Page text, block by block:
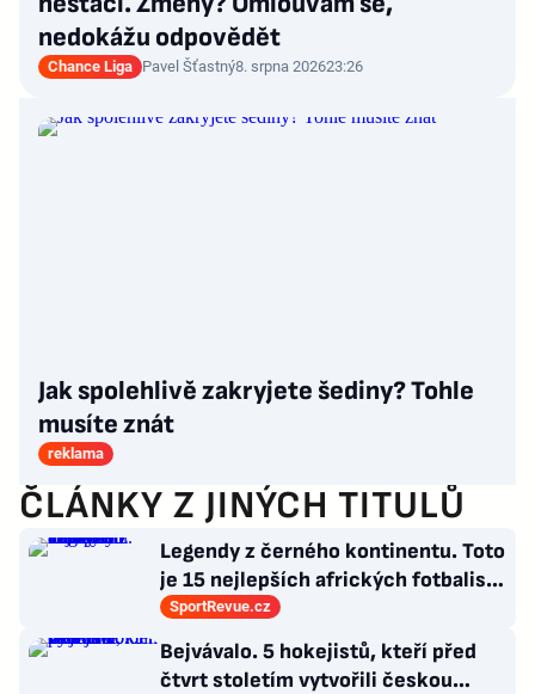
nedokážu odpovědět
Chance Liga Pavel Šťastný8. srpna 202623:26
Jak spolehlivě zakryjete šediny? Tohle
musíte znát
reklama
ČLÁNKY Z JINÝCH TITULŮ
Legendy z černého kontinentu. Toto
je 15 nejlepších afrických fotbalistů
všech dob
SportRevue.cz
Bejvávalo. 5 hokejistů, kteří před
čtvrt stoletím vytvořili českou